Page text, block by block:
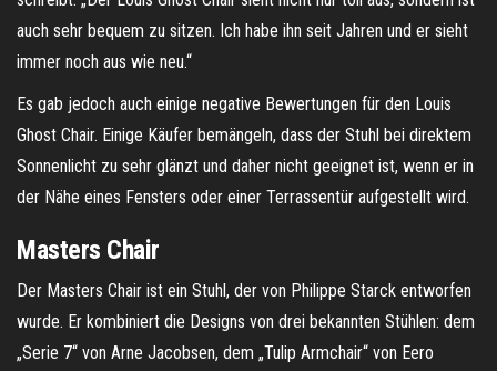
auch sehr bequem zu sitzen. Ich habe ihn seit Jahren und er sieht
immer noch aus wie neu.“
Es gab jedoch auch einige negative Bewertungen für den Louis
Ghost Chair. Einige Käufer bemängeln, dass der Stuhl bei direktem
Sonnenlicht zu sehr glänzt und daher nicht geeignet ist, wenn er in
der Nähe eines Fensters oder einer Terrassentür aufgestellt wird.
Masters Chair
Der Masters Chair ist ein Stuhl, der von Philippe Starck entworfen
wurde. Er kombiniert die Designs von drei bekannten Stühlen: dem
„Serie 7“ von Arne Jacobsen, dem „Tulip Armchair“ von Eero